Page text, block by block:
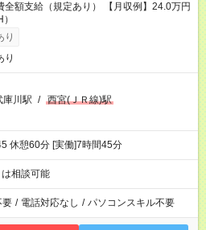
額支給（規定あり） 【月収例】24.0万円
り
り
庫川駅 / 西宮(ＪＲ線)駅
休憩60分 [実働]7時間45分
相談可能
要 / 電話対応なし / パソコンスキル不要